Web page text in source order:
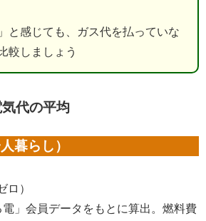
と感じても、ガス代を払っていな
較しましょう
代の平均
暮らし）
ロ）
」会員データをもとに算出。燃料費